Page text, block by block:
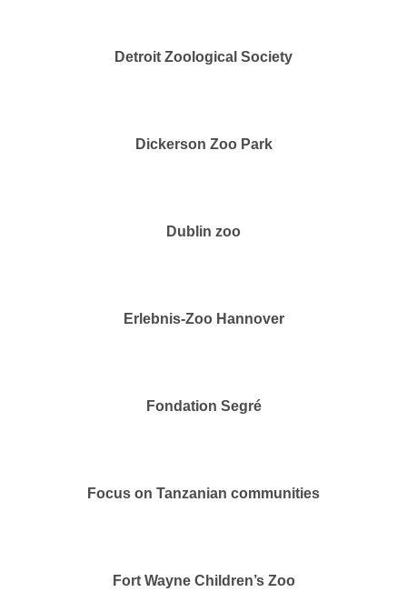
Detroit Zoological Society
Dickerson Zoo Park
Dublin zoo
Erlebnis-Zoo Hannover
Fondation Segré
Focus on Tanzanian communities
Fort Wayne Children’s Zoo